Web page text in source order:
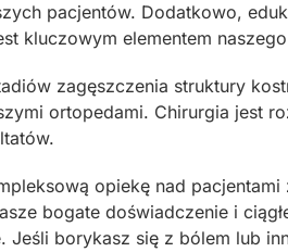
pacjentów. Dodatkowo,
kluczowym elementem
zagęszczenia struktury
ortopedami. Chirurgia jest
opiekę nad
bogate doświadczenie i
Jeśli borykasz się z bólem lub